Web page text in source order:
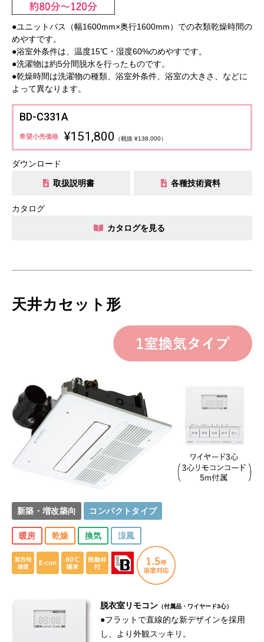
●ユニットバス（幅1600mm×奥行1600mm）での衣類乾燥時間の
めやすです。
●浴室外条件は、温度15℃・湿度60%のめやすです。
●洗濯物は約5分間脱水を行ったものです。
●乾燥時間は洗濯物の種類、浴室外条件、浴室の大きさ、などに
よって異なります。
BD-C331A
希望小売価格 ¥151,800 （税抜 ¥138,000）
ダウンロード
取扱説明書 各種技術資料
カタログ
カタログを見る
天井カセット形
新築・増改築向 コンパクトタイプ
暖房 乾燥 換気 涼風
脱衣室リモコン （付属品・ワイヤード3心）
●フラットで直線的な新デザインを採用
し、より外観スッキリ。